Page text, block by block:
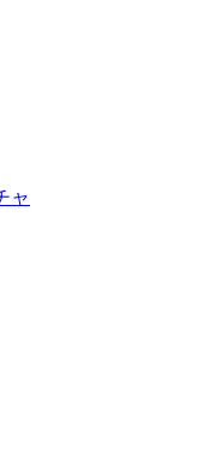
ャ